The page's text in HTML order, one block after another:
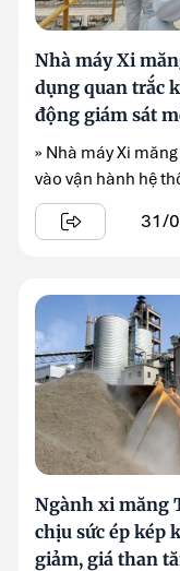
Nhà máy Xi
dụng quan trắc
động giám sát
» Nhà máy Xi
vào vận hành hệ
31/
Ngành xi măng
chịu sức ép kép
giảm, giá than